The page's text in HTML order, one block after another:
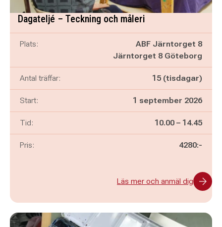
Dagateljé – Teckning och måleri
Plats:
ABF Järntorget 8
Järntorget 8 Göteborg
Antal träffar: 15 (tisdagar)
Start: 1 september 2026
Tid: Pågår mellan
10.00 – och
14.45
Pris: 4280:-
Läs mer och anmäl dig